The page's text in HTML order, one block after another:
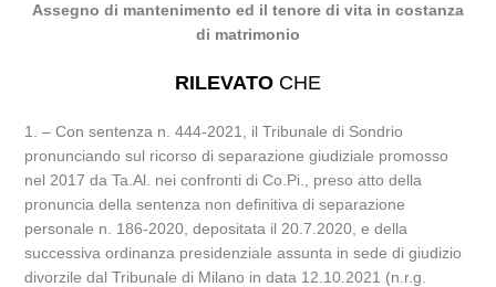
Assegno di mantenimento ed il tenore di vita in costanza
di matrimonio
RILEVATO CHE
1. – Con sentenza n. 444-2021, il Tribunale di Sondrio
pronunciando sul ricorso di separazione giudiziale promosso
nel 2017 da Ta.Al. nei confronti di Co.Pi., preso atto della
pronuncia della sentenza non definitiva di separazione
personale n. 186-2020, depositata il 20.7.2020, e della
successiva ordinanza presidenziale assunta in sede di giudizio
divorzile dal Tribunale di Milano in data 12.10.2021 (n.r.g.